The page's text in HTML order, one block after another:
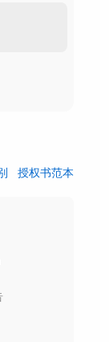
授权书范本